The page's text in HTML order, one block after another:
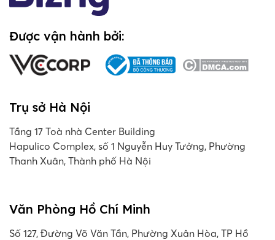
Được vận hành bởi:
Trụ sở Hà Nội
Tầng 17 Toà nhà Center Building
Hapulico Complex, số 1 Nguyễn Huy Tưởng, Phường
Thanh Xuân, Thành phố Hà Nội
Văn Phòng Hồ Chí Minh
Số 127, Đường Võ Văn Tần, Phường Xuân Hòa, TP Hồ